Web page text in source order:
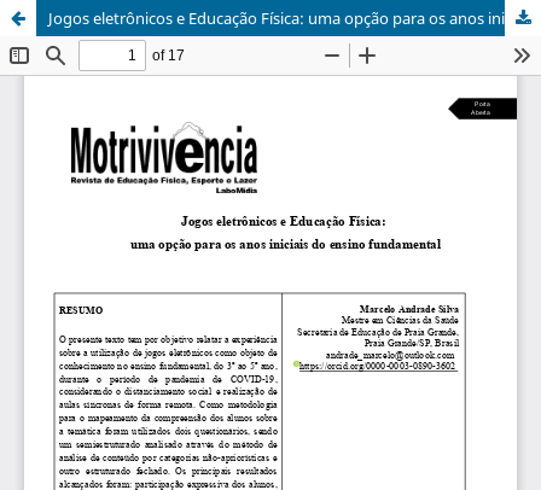
Jogos eletrônicos e Educação Física: uma opção para os anos iniciais do ensino fundamental